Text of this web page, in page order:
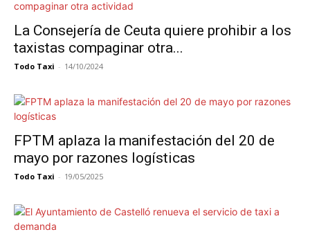
La Consejería de Ceuta quiere prohibir a los
taxistas compaginar otra...
Todo Taxi - 14/10/2024
FPTM aplaza la manifestación del 20 de
mayo por razones logísticas
Todo Taxi - 19/05/2025